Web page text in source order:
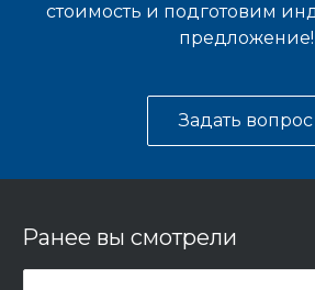
стоимость и подготовим
предложение!
Задать вопрос
Ранее вы смотрели